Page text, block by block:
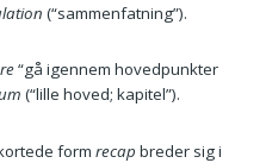
(“sammenfatning”).
“gå igennem hovedpunkter
(“lille hoved; kapitel”).
form recap breder sig i